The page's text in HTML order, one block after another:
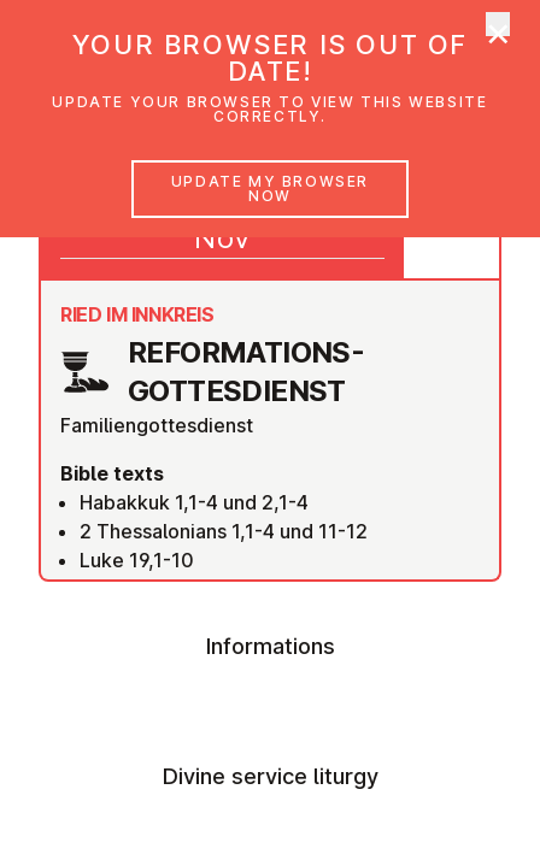
RE­FORM­A­TIONS-
GOTTES­DI­ENST
RIED IM INNKREIS
Familiengottesdienst
Bible texts
Habakkuk 1,1-4 und 2,1-4
2 Thessalonians 1,1-4 und 11-12
Luke 19,1-10
02
Nov
Informations
Divine service liturgy
YOUR BROWSER IS OUT OF
DATE!
UPDATE YOUR BROWSER TO VIEW THIS WEBSITE
CORRECTLY.
UPDATE MY BROWSER
NOW
×